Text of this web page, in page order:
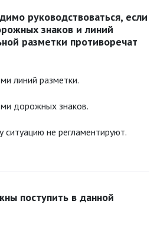
руководствоваться, если
знаков и линий
разметки противоречат
линий разметки.
дорожных знаков.
ситуацию не регламентируют.
поступить в данной